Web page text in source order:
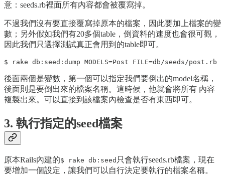
意：seeds.rb裡面所有內容都會被覆寫掉。
不過我們沒有要直接覆寫掉原本的檔案，因此要加上檔案的變
數；另外假如我們有20多個table，倒資料的速度也會很可觀，
因此我們只選擇測試真正會用到的table即可。
後面兩個是變數，第一個可以指定我們要倒出的model名稱，
後面則是要倒出來的檔案名稱。這時候，他就會將所有 內容
複製出來。可以直接到該檔案內檢查是否有東西即可。
3. 執行指定的seed檔案
原本Rails內建的$ rake db:seed 只會執行seeds.rb檔案，現在
要增加一個設定，讓我們可以自行決定要執行的檔案名稱。